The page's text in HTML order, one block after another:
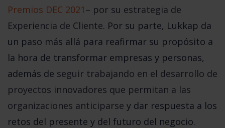
Premios DEC 2021– por su estrategia de
Experiencia de Cliente. Por su parte, Lukkap da
un paso más allá para reafirmar su propósito a
la hora de transformar empresas y personas,
además de seguir trabajando en el desarrollo de
proyectos innovadores que permitan a las
organizaciones anticiparse y dar respuesta a los
retos del presente y del futuro del negocio.